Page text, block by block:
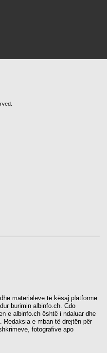
materialeve të kësaj platforme
burimin albinfo.ch. Cdo
e albinfo.ch është i ndaluar dhe
Redaksia e mban të drejtën për
fotografive apo